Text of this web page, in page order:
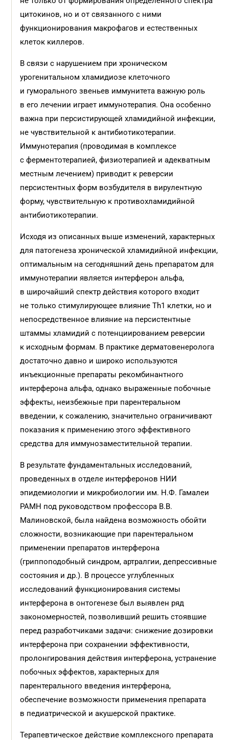
цитокинов, но и от связанного с ними
функционирования макрофагов и естественных
клеток киллеров.
В связи с нарушением при хроническом
урогенитальном хламидиозе клеточного
и гуморального звеньев иммунитета важную роль
в его лечении играет иммунотерапия. Она особенно
важна при персистирующей хламидийной инфекции,
не чувствительной к антибиотикотерапии.
Иммунотерапия (проводимая в комплексе
с ферментотерапией, физиотерапией и адекватным
местным лечением) приводит к реверсии
персистентных форм возбудителя в вирулентную
форму, чувствительную к противохламидийной
антибиотикотерапии.
Исходя из описанных выше изменений, характерных
для патогенеза хронической хламидийной инфекции,
оптимальным на сегодняшний день препаратом для
иммунотерапии является интерферон альфа,
в широчайший спектр действия которого входит
не только стимулирующее влияние Th1 клетки, но и
непосредственное влияние на персистентные
штаммы хламидий с потенциированием реверсии
к исходным формам. В практике дерматовенеролога
достаточно давно и широко используются
инъекционные препараты рекомбинантного
интерферона альфа, однако выраженные побочные
эффекты, неизбежные при парентеральном
введении, к сожалению, значительно ограничивают
показания к применению этого эффективного
средства для иммунозаместительной терапии.
В результате фундаментальных исследований,
проведенных в отделе интерферонов НИИ
эпидемиологии и микробиологии им. Н.Ф. Гамалеи
РАМН под руководством профессора В.В.
Малиновской, была найдена возможность обойти
сложности, возникающие при парентеральном
применении препаратов интерферона
(гриппоподобный синдром, артралгии, депрессивные
состояния и др.). В процессе углубленных
исследований функционирования системы
интерферона в онтогенезе был выявлен ряд
закономерностей, позволивший решить стоявшие
перед разработчиками задачи: снижение дозировки
интерферона при сохранении эффективности,
пролонгирования действия интерферона, устранение
побочных эффектов, характерных для
парентерального введения интерферона,
обеспечение возможности применения препарата
в педиатрической и акушерской практике.
Терапевтическое действие комплексного препарата